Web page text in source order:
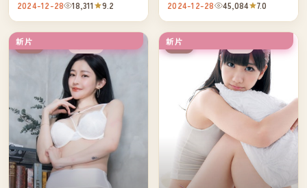
2024-12-28 18,311 9.2 2024-12-28 45,084 7.0
新片
美国 新片
中国